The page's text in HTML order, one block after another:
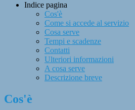
Indice pagina
Cos'è
Come si accede al servizio
Cosa serve
Tempi e scadenze
Contatti
Ulteriori informazioni
A cosa serve
Descrizione breve
Cos'è